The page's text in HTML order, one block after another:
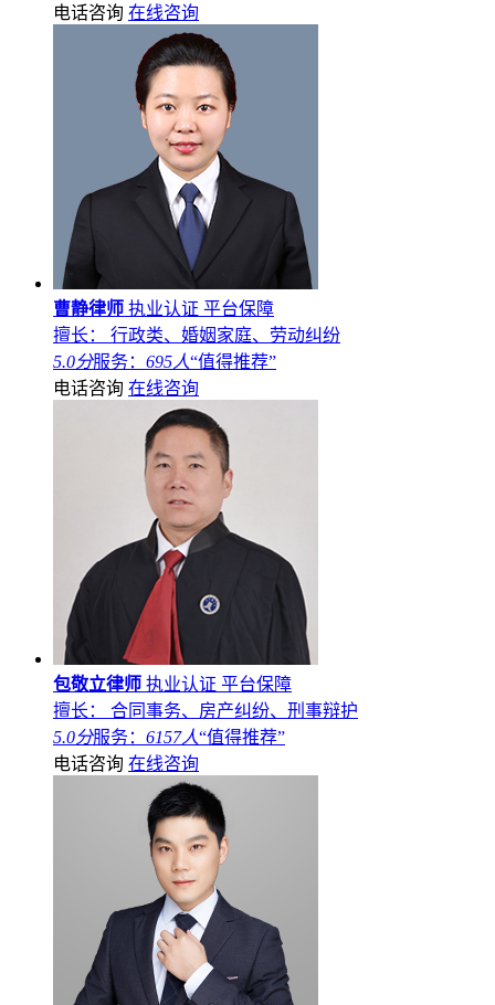
电话咨询 在线咨询
曹静律师 执业认证 平台保障
擅长： 行政类、婚姻家庭、劳动纠纷
5.0分服务： 695人“值得推荐”
电话咨询 在线咨询
包敬立律师 执业认证 平台保障
擅长： 合同事务、房产纠纷、刑事辩护
5.0分服务： 6157人“值得推荐”
电话咨询 在线咨询